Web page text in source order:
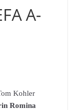
A-
Kohler
Romina